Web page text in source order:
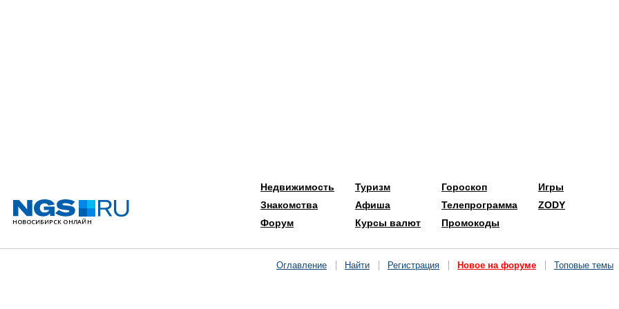
Недвижимость
Знакомства
Форум
Туризм
Афиша
Курсы валют
Гороскоп
Телепрограмма
Промокоды
Игры
ZODY
Оглавление Найти Регистрация Новое на форуме Топовые темы